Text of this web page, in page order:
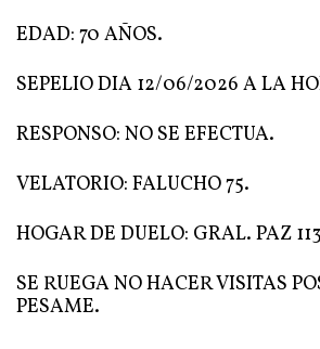
EDAD: 70 AÑOS.
SEPELIO DIA 12/06/2026 A LA
RESPONSO: NO SE EFECTUA.
VELATORIO: FALUCHO 75.
HOGAR DE DUELO: GRAL. PAZ
SE RUEGA NO HACER VISITAS
PESAME.